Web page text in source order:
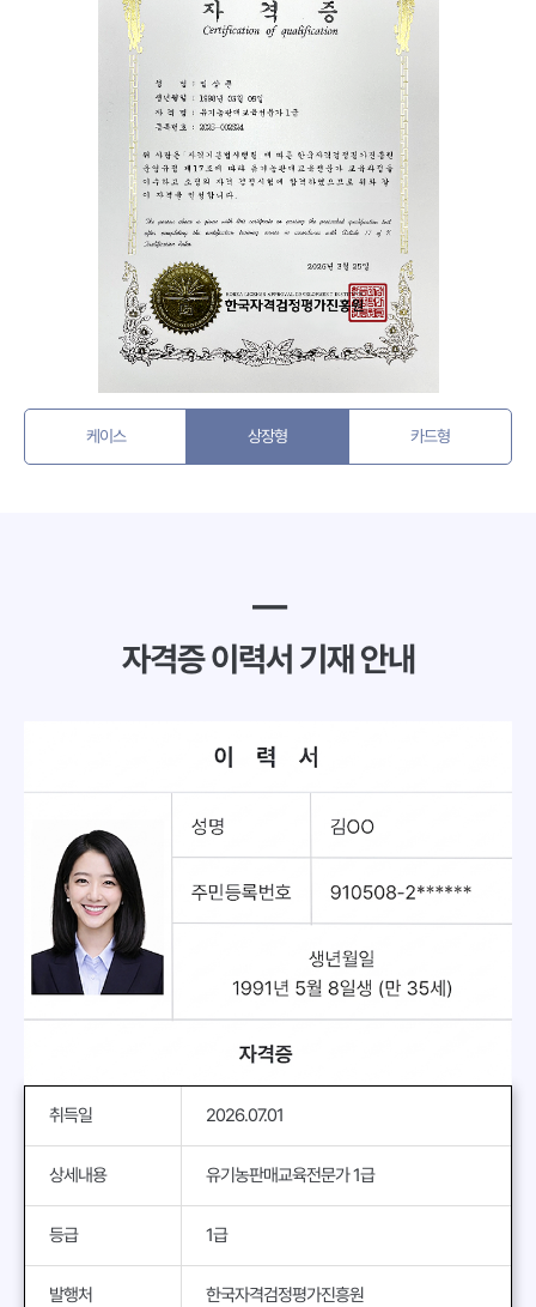
케이스 상장형 카드형
━
자격증 이력서 기재 안내
취득일 2026.07.01
상세내용 유기농판매교육전문가 1급
등급 1급
발행처 한국자격검정평가진흥원